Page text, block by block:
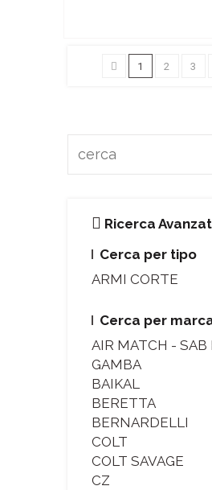
1 2 3
Ricerca
Cerca per tipo
ARMI CORTE
Cerca per
AIR MATCH - SAB
GAMBA
BAIKAL
BERETTA
BERNARDELLI
COLT
COLT SAVAGE
CZ